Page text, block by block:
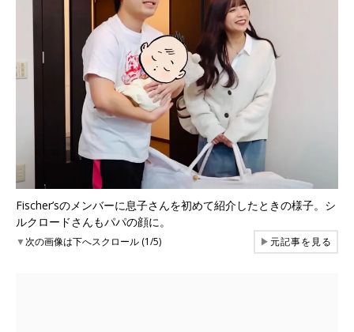
Fischer’sのメンバーに息子さんを初めて紹介したときの様子。シ
ルクロードさんもパパの顔に。
▼次の画像は下へスクロール (1/5) ▶元記事を見る